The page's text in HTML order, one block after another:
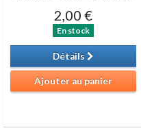
2,00 €
En stock
Détails
Ajouter au panier